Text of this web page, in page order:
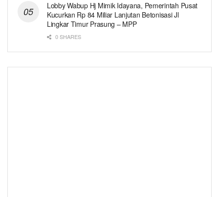
Lobby Wabup Hj Mimik Idayana, Pemerintah Pusat
Kucurkan Rp 84 Miliar Lanjutan Betonisasi Jl
Lingkar Timur Prasung – MPP
0 SHARES